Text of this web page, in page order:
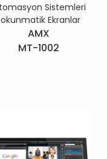
Sistemleri
Ekranlar
AMX
MT-1002